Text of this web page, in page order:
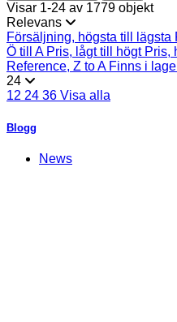
Visar 1-24 av 1779 objekt
Relevans
Försäljning, högsta till lägsta
Ö till A Pris, lågt till högt Pris,
Reference, Z to A Finns i
24
12 24 36 Visa alla
Blogg
News